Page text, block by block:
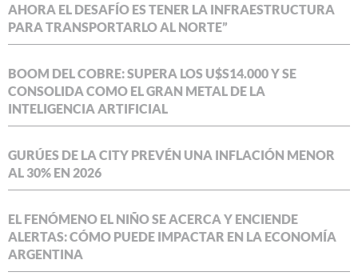
AHORA EL DESAFÍO ES TENER LA INFRAESTRUCTURA
PARA TRANSPORTARLO AL NORTE”
BOOM DEL COBRE: SUPERA LOS U$S14.000 Y SE
CONSOLIDA COMO EL GRAN METAL DE LA
INTELIGENCIA ARTIFICIAL
GURÚES DE LA CITY PREVÉN UNA INFLACIÓN MENOR
AL 30% EN 2026
EL FENÓMENO EL NIÑO SE ACERCA Y ENCIENDE
ALERTAS: CÓMO PUEDE IMPACTAR EN LA ECONOMÍA
ARGENTINA